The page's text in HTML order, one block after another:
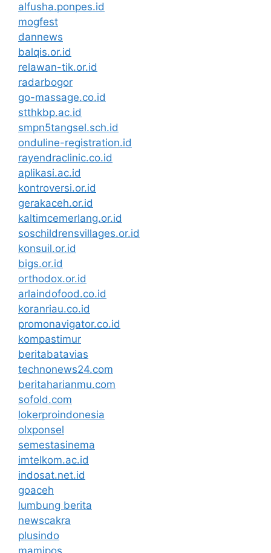
alfusha.ponpes.id
mogfest
dannews
balqis.or.id
relawan-tik.or.id
radarbogor
go-massage.co.id
stthkbp.ac.id
smpn5tangsel.sch.id
onduline-registration.id
rayendraclinic.co.id
aplikasi.ac.id
kontroversi.or.id
gerakaceh.or.id
kaltimcemerlang.or.id
soschildrensvillages.or.id
konsuil.or.id
bigs.or.id
orthodox.or.id
arlaindofood.co.id
koranriau.co.id
promonavigator.co.id
kompastimur
beritabatavias
technonews24.com
beritaharianmu.com
sofold.com
lokerproindonesia
olxponsel
semestasinema
imtelkom.ac.id
indosat.net.id
goaceh
lumbung berita
newscakra
plusindo